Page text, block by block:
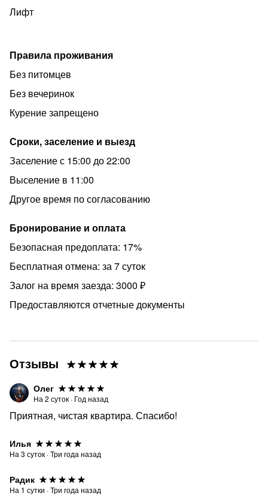
Лифт
Правила проживания
Без питомцев
Без вечеринок
Курение запрещено
Сроки, заселение и выезд
Заселение с 15:00 до 22:00
Выселение в 11:00
Другое время по согласованию
Бронирование и оплата
Безопасная предоплата: 17%
Бесплатная отмена: за 7 суток
Залог на время заезда: 3000 ₽
Предоставляются отчетные документы
Отзывы
Олег
На 2 суток · Год назад
Приятная, чистая квартира. Спасибо!
Илья
На 3 суток ·Три года назад
Радик
На 1 сутки ·Три года назад